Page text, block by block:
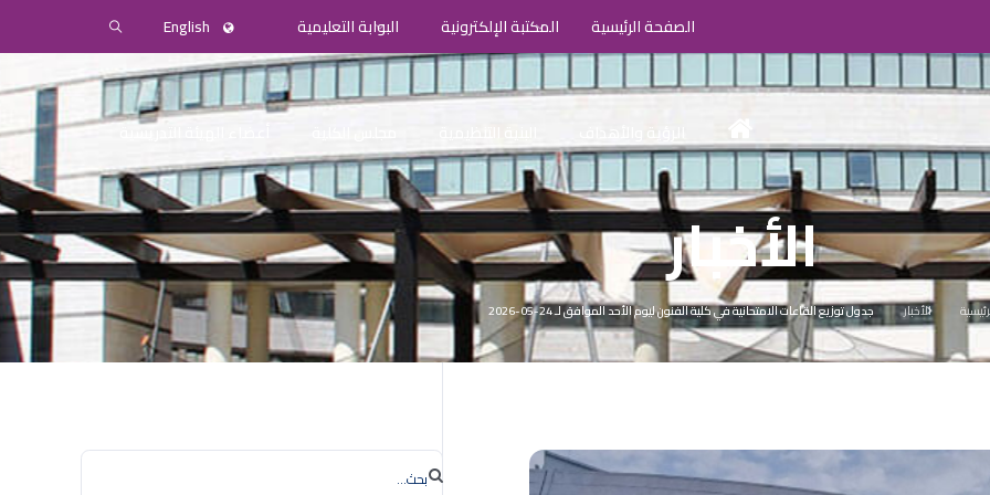
الصفحة الرئيسية المكتبة الإلكترونية البوابة التعليمية English
أعضاء الهيئة التدريسية
الأخبار
الأخبار جدول توزيع القاعات الامتحانية في كلية الفنون ليوم الأحد الموافق لـ 24-05-2026